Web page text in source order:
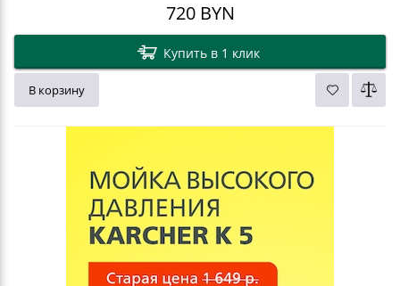
720BYN
Купить в 1 клик
В корзину